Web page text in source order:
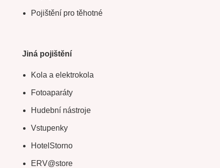
Pojištění pro těhotné
Jiná pojištění
Kola a elektrokola
Fotoaparáty
Hudební nástroje
Vstupenky
HotelStorno
ERV@store